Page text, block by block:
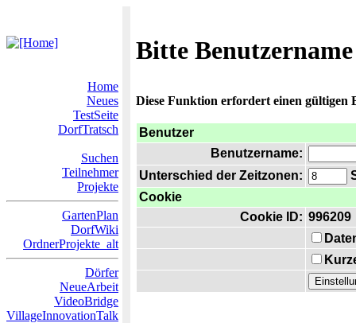
Bitte
Home
Neues
TestSeite
DorfTratsch
Suchen
Teilnehmer
Projekte
GartenPlan
DorfWiki
OrdnerProjekte_alt
Dörfer
NeueArbeit
VideoBridge
VillageInnovationTalk
Diese Funktion erfordert einen gültigen
Benutzer
Benutzername:
Unterschied der Zeitzonen:
Cookie
Cookie ID: 996209